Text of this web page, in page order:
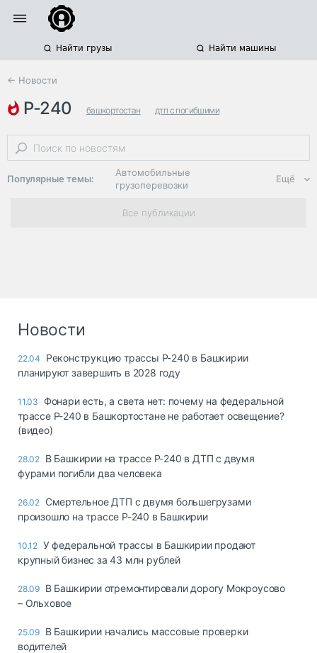
Найти грузы Найти машины
← Новости
р-240 башкортостан дтп с погибшими
дтп с несколькими грузовиками
Популярные темы:
Автомобильные
грузоперевозки
Региональная
логистика
опасные грузы
страхование
грузовые
терминалы
транспорт
Автосервис,
Топливо, масла и
Ещё
Все публикации
Новости
22.04
Реконструкцию трассы Р-240 в Башкирии
планируют завершить в 2028 году
11.03
Фонари есть, а света нет: почему на федеральной
трассе Р-240 в Башкортостане не работает освещение?
(видео)
28.02 В Башкирии на трассе Р-240 в ДТП с двумя
фурами погибли два человека
26.02 Смертельное ДТП с двумя большегрузами
произошло на трассе Р-240 в Башкирии
10.12 У федеральной трассы в Башкирии продают
крупный бизнес за 43 млн рублей
28.09 В Башкирии отремонтировали дорогу Мокроусово
– Ольховое
25.09 В Башкирии начались массовые проверки
водителей